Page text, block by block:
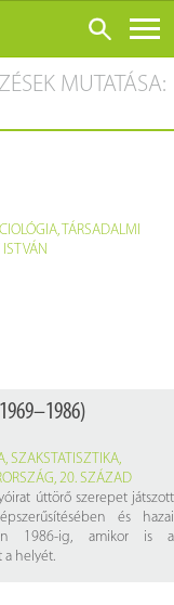
MUTATÁSA:
, TÁRSADALMI
, SZAKSTATISZTIKA,
, 20. SZÁZAD
úttörő szerepet játszott
és hazai
1986-ig, amikor is a
helyét.